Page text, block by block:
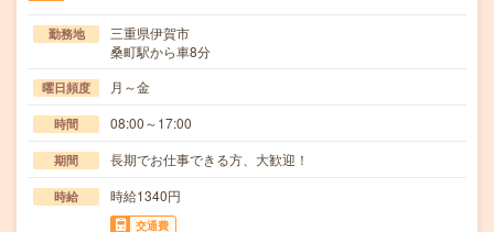
勤務地
三重県伊賀市
桑町駅から車8分
曜日頻度 月～金
時間 08:00～17:00
期間 長期でお仕事できる方、大歓迎！
時給 時給1340円
交通費